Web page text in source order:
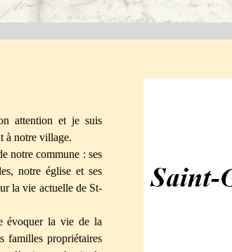
attention et je suis
à notre village.
notre commune : ses
notre église et ses
la vie actuelle de St-
évoquer la vie de la
familles propriétaires